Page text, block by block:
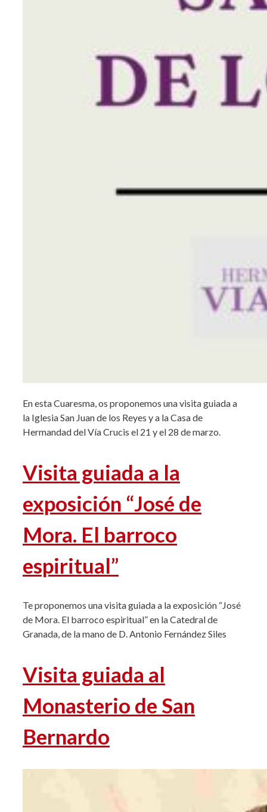
En esta Cuaresma, os proponemos una visita guiada a
la Iglesia San Juan de los Reyes y a la Casa de
Hermandad del Vía Crucis el 21 y el 28 de marzo.
Visita guiada a la
exposición “José de
Mora. El barroco
espiritual”
Te proponemos una visita guiada a la exposición “José
de Mora. El barroco espiritual” en la Catedral de
Granada, de la mano de D. Antonio Fernández Siles
Visita guiada al
Monasterio de San
Bernardo